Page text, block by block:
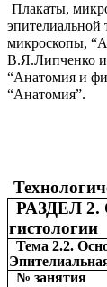
Плакаты,
эпителиальной
микроскопы,
В.Я.Липченко
“Анатомия и
“Анатомия”.
РАЗДЕЛ 2.
гистологии
Тема 2.2.
№ занятия